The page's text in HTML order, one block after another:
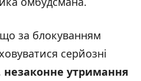
за блокуванням
серйозні
незаконне утримання